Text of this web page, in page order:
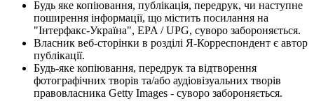
Будь яке копіювання, публікація, передрук, чи наступне
поширення інформації, що містить посилання на
"Інтерфакс-Україна", EPA / UPG, суворо забороняється.
Власник веб-сторінки в розділі Я-Корреспондент є автор
публікації.
Будь-яке копіювання, передрук та відтворення
фотографічних творів та/або аудіовізуальних творів
правовласника Getty Images - суворо забороняється.